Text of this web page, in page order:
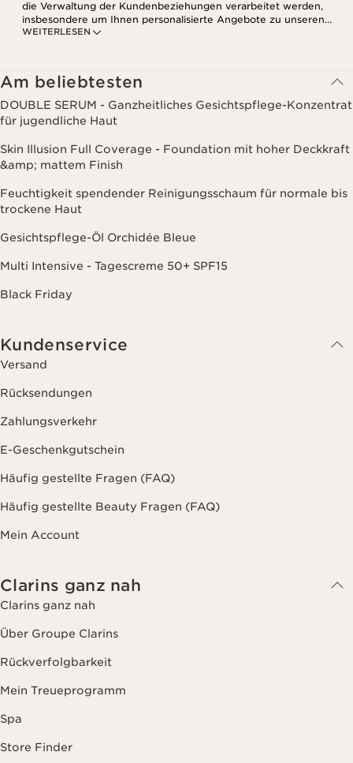
WEITERLESEN
die Verwaltung der Kundenbeziehungen verarbeitet werden,
insbesondere um Ihnen personalisierte Angebote zu unseren
Produkten und Dienstleistungen entsprechend Ihrem
Websites Dritter, sowie für analytische Zwecke.
Am beliebtesten
DOUBLE SERUM - Ganzheitliches Gesichtspflege-Konzentrat
für jugendliche Haut
Skin Illusion Full Coverage - Foundation mit hoher Deckkraft
&amp; mattem Finish
Feuchtigkeit spendender Reinigungsschaum für normale bis
trockene Haut
Gesichtspflege-Öl Orchidée Bleue
Multi Intensive - Tagescreme 50+ SPF15
Black Friday
Kundenservice
Versand
Rücksendungen
Zahlungsverkehr
E-Geschenkgutschein
Häufig gestellte Fragen (FAQ)
Häufig gestellte Beauty Fragen (FAQ)
Mein Account
Clarins ganz nah
Clarins ganz nah
Über Groupe Clarins
Rückverfolgbarkeit
Mein Treueprogramm
Spa
Store Finder